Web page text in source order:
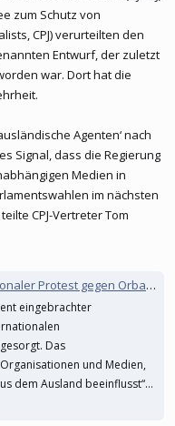
zum Schutz von
CPJ) verurteilten den
Entwurf, der zuletzt
war. Dort hat die
Agenten‘ nach
Signal, dass die Regierung
Medien in
im nächsten
CPJ-Vertreter Tom
gegen Orban-Vorstoß
eingebrachter
Das
und Medien,
dem Ausland beeinflusst“...